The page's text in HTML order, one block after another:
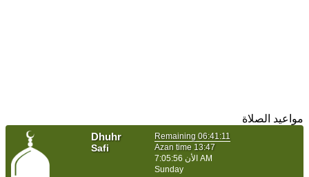
مواعيد الصلاة